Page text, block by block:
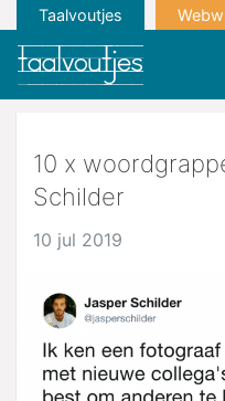
Taalvoutjes
10 x
Schilder
10 jul 2019